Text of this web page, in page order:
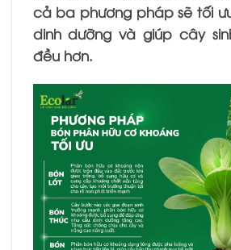
cả ba phương pháp sẽ tối
dinh dưỡng và giúp cây
đều hơn.